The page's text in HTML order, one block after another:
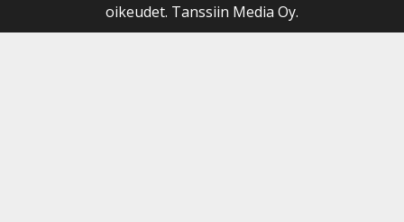
oikeudet. Tanssiin Media Oy.